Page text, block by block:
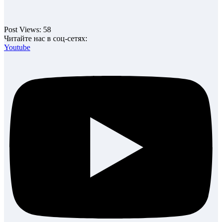
Post Views: 58
Читайте нас в соц-сетях:
Youtube